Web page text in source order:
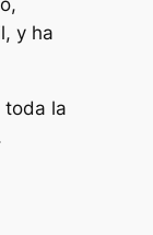
y ha
toda la